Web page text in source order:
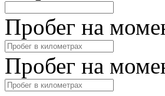
Пробег на
Пробег на